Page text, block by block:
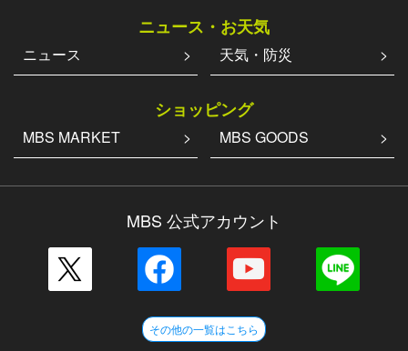
ニュース・お天気
ニュース 天気・防災
ショッピング
MBS MARKET MBS GOODS
MBS 公式アカウント
その他の一覧はこちら